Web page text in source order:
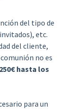
del tipo de
etc.
del cliente,
no es
hasta los
para un